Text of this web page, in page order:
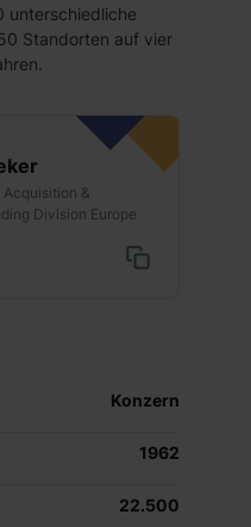
unterschiedliche
Standorten auf vier
&
Division Europe
Konzern
1962
22.500